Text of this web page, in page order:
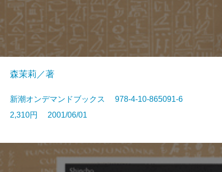
森茉莉／著
新潮オンデマンドブックス 978-4-10-865091-6
2,310円 2001/06/01